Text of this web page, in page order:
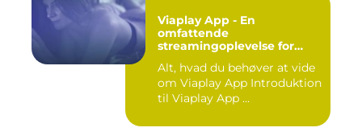
Viaplay App - En
omfattende
streamingoplevelse for
Alt, hvad du behøver at vide
om Viaplay App Introduktion
til Viaplay App ...